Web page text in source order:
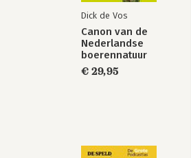
Dick de Vos
Canon van de
Nederlandse
boerennatuur
€ 29,95